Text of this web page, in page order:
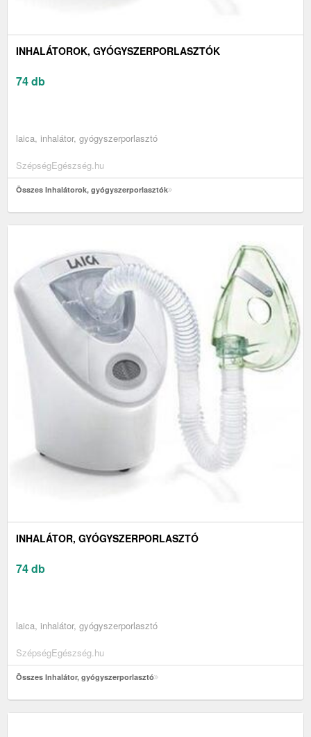
INHALÁTOROK, GYÓGYSZERPORLASZTÓK
74 db
laica, inhalátor, gyógyszerporlasztó
SzépségEgészség.hu
Összes Inhalátorok, gyógyszerporlasztók
INHALÁTOR, GYÓGYSZERPORLASZTÓ
74 db
laica, inhalátor, gyógyszerporlasztó
SzépségEgészség.hu
Összes Inhalátor, gyógyszerporlasztó